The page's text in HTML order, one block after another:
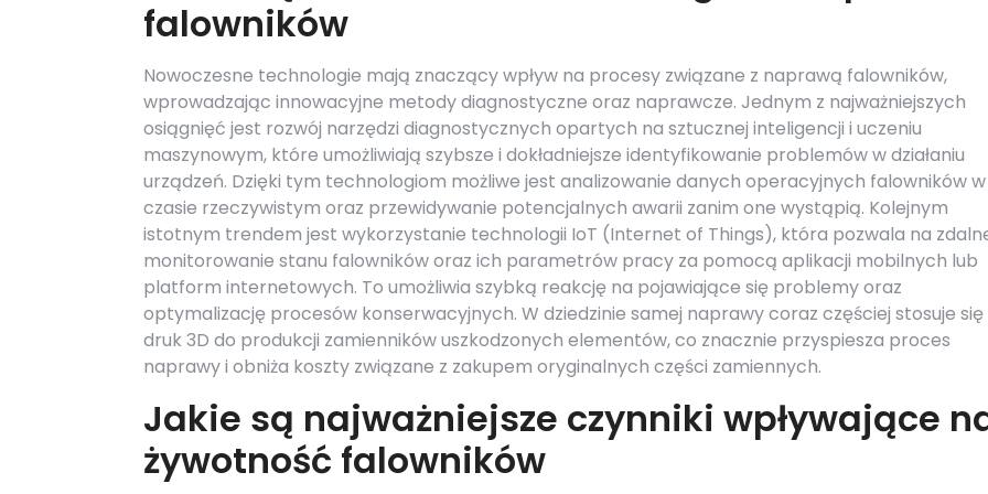
falowników
Nowoczesne technologie mają znaczący wpływ na procesy związane z naprawą falowników,
wprowadzając innowacyjne metody diagnostyczne oraz naprawcze. Jednym z najważniejszych
osiągnięć jest rozwój narzędzi diagnostycznych opartych na sztucznej inteligencji i uczeniu
maszynowym, które umożliwiają szybsze i dokładniejsze identyfikowanie problemów w działaniu
urządzeń. Dzięki tym technologiom możliwe jest analizowanie danych operacyjnych falowników w
czasie rzeczywistym oraz przewidywanie potencjalnych awarii zanim one wystąpią. Kolejnym
istotnym trendem jest wykorzystanie technologii IoT (Internet of Things), która pozwala na
monitorowanie stanu falowników oraz ich parametrów pracy za pomocą aplikacji mobilnych lub
platform internetowych. To umożliwia szybką reakcję na pojawiające się problemy oraz
optymalizację procesów konserwacyjnych. W dziedzinie samej naprawy coraz częściej stosuje się
druk 3D do produkcji zamienników uszkodzonych elementów, co znacznie przyspiesza proces
naprawy i obniża koszty związane z zakupem oryginalnych części zamiennych.
Jakie są najważniejsze czynniki wpływające
żywotność falowników